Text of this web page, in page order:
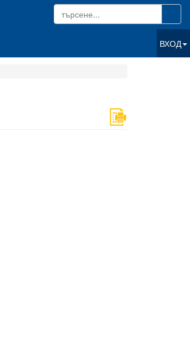
ВХОД